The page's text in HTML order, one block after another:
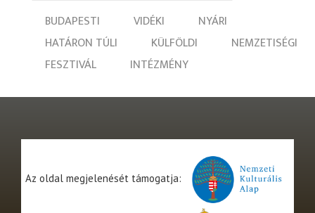
BUDAPESTI VIDÉKI
NYÁRI
HATÁRON TÚLI
KÜLFÖLDI
NEMZETISÉGI
FESZTIVÁL
INTÉZMÉNY
Az oldal megjelenését támogatja: